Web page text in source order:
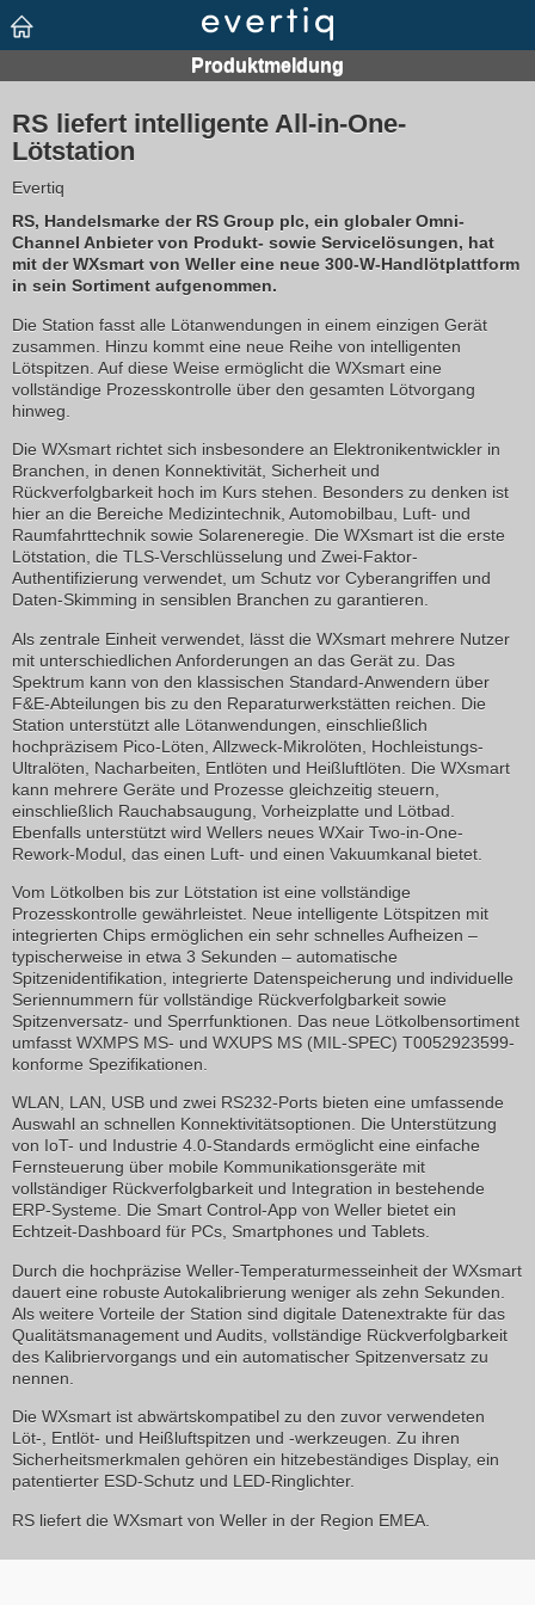
RS liefert intelligente All-in-One-
Lötstation
Evertiq
RS, Handelsmarke der RS Group plc, ein globaler Omni-
Channel Anbieter von Produkt- sowie Servicelösungen, hat
mit der WXsmart von Weller eine neue 300-W-Handlötplattform
in sein Sortiment aufgenommen.
Die Station fasst alle Lötanwendungen in einem einzigen Gerät
zusammen. Hinzu kommt eine neue Reihe von intelligenten
Lötspitzen. Auf diese Weise ermöglicht die WXsmart eine
vollständige Prozesskontrolle über den gesamten Lötvorgang
hinweg.
Die WXsmart richtet sich insbesondere an Elektronikentwickler in
Branchen, in denen Konnektivität, Sicherheit und
Rückverfolgbarkeit hoch im Kurs stehen. Besonders zu denken ist
hier an die Bereiche Medizintechnik, Automobilbau, Luft- und
Raumfahrttechnik sowie Solareneregie. Die WXsmart ist die erste
Lötstation, die TLS-Verschlüsselung und Zwei-Faktor-
Authentifizierung verwendet, um Schutz vor Cyberangriffen und
Daten-Skimming in sensiblen Branchen zu garantieren.
Als zentrale Einheit verwendet, lässt die WXsmart mehrere Nutzer
mit unterschiedlichen Anforderungen an das Gerät zu. Das
Spektrum kann von den klassischen Standard-Anwendern über
F&E-Abteilungen bis zu den Reparaturwerkstätten reichen. Die
Station unterstützt alle Lötanwendungen, einschließlich
hochpräzisem Pico-Löten, Allzweck-Mikrolöten, Hochleistungs-
Ultralöten, Nacharbeiten, Entlöten und Heißluftlöten. Die WXsmart
kann mehrere Geräte und Prozesse gleichzeitig steuern,
einschließlich Rauchabsaugung, Vorheizplatte und Lötbad.
Ebenfalls unterstützt wird Wellers neues WXair Two-in-One-
Rework-Modul, das einen Luft- und einen Vakuumkanal bietet.
Vom Lötkolben bis zur Lötstation ist eine vollständige
Prozesskontrolle gewährleistet. Neue intelligente Lötspitzen mit
integrierten Chips ermöglichen ein sehr schnelles Aufheizen –
typischerweise in etwa 3 Sekunden – automatische
Spitzenidentifikation, integrierte Datenspeicherung und individuelle
Seriennummern für vollständige Rückverfolgbarkeit sowie
Spitzenversatz- und Sperrfunktionen. Das neue Lötkolbensortiment
umfasst WXMPS MS- und WXUPS MS (MIL-SPEC) T0052923599-
konforme Spezifikationen.
WLAN, LAN, USB und zwei RS232-Ports bieten eine umfassende
Auswahl an schnellen Konnektivitätsoptionen. Die Unterstützung
von IoT- und Industrie 4.0-Standards ermöglicht eine einfache
Fernsteuerung über mobile Kommunikationsgeräte mit
vollständiger Rückverfolgbarkeit und Integration in bestehende
ERP-Systeme. Die Smart Control-App von Weller bietet ein
Echtzeit-Dashboard für PCs, Smartphones und Tablets.
Durch die hochpräzise Weller-Temperaturmesseinheit der WXsmart
dauert eine robuste Autokalibrierung weniger als zehn Sekunden.
Als weitere Vorteile der Station sind digitale Datenextrakte für das
Qualitätsmanagement und Audits, vollständige Rückverfolgbarkeit
des Kalibriervorgangs und ein automatischer Spitzenversatz zu
nennen.
Die WXsmart ist abwärtskompatibel zu den zuvor verwendeten
Löt-, Entlöt- und Heißluftspitzen und -werkzeugen. Zu ihren
Sicherheitsmerkmalen gehören ein hitzebeständiges Display, ein
patentierter ESD-Schutz und LED-Ringlichter.
RS liefert die WXsmart von Weller in der Region EMEA.